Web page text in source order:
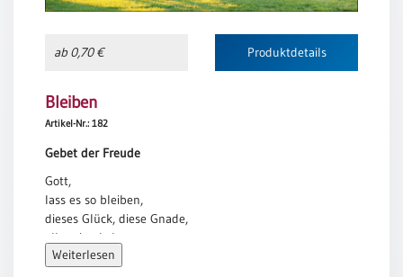
Einzelposter
Sortimente
Hefte
Jahreslosung
Restbestände
ab 0,70 € Produktdetails
Bleiben
Artikel-Nr.: 182
Gebet der Freude
Gott,
lass es so bleiben,
dieses Glück, diese Gnade,
all meine Lebenstage.
Dass ich bis ans Ende meiner Jahre
Weiterlesen